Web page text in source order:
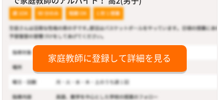
家庭教師に登録して詳細を見る